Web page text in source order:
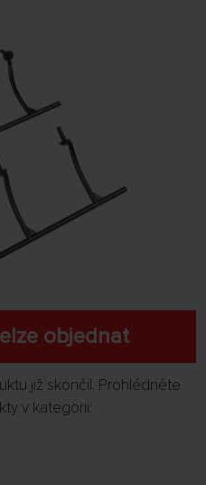
objednat
již skončil. Prohlédněte
v kategorii: